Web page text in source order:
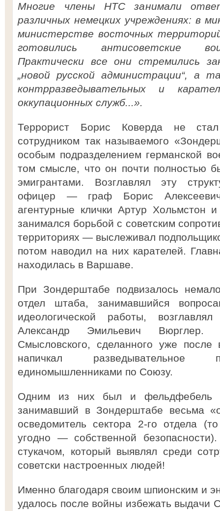
Многие члены НТС занимали
различных немецких учреждениях: в
министерстве восточных
готовились антисоветские
Практически все они стремились
„новой русской администрации“, а
контрразведывательных и
оккупационных служб...».
Террорист Борис Коверда не
сотрудником так называемого
особым подразделением германской
том смысле, что он почти полностью
эмигрантами. Возглавлял эту
офицер — граф Борис
агентурные клички Артур Хольмстон
занимался борьбой с советским
территориях — выслеживал
потом наводил на них карателей.
находилась в Варшаве.
При Зондерштабе подвизалось
отдел штаба, занимавшийся
идеологической работы,
Александр Эмильевич
Смысловского, сделанного уже
напичкал разведывательное
единомышленниками по Союзу.
Одним из них был и фельдфебель
занимавший в Зондерштабе весьма
осведомитель сектора 2-го отдела
угодно — собственной
стукачом, который выявлял среди
советски настроенных людей!
Именно благодаря своим шпионским и
удалось после войны избежать выдачи